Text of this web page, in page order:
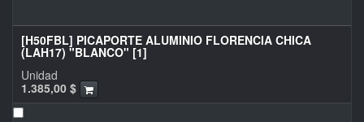
[H50FBL] PICAPORTE ALUMINIO FLORENCIA CHICA
(LAH17) "BLANCO" [1]
1.385,00 $
Unidad